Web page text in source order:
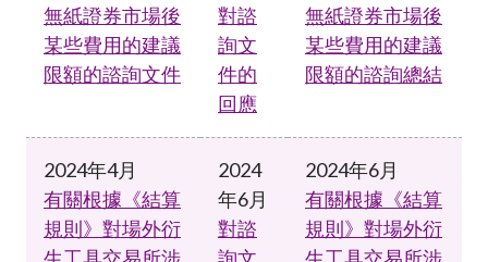
無紙證券市場後
某些費用的建議
限額的諮詢文件
對諮
詢文
件的
回應
無紙證券市場後
某些費用的建議
限額的諮詢總結
2024年4月
有關根據《結算
規則》對場外衍
2024
年6月
對諮
2024年6月
有關根據《結算
規則》對場外衍